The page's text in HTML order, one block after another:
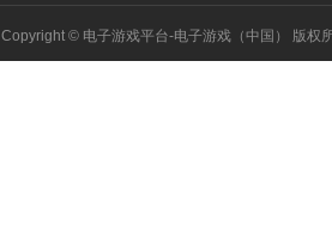
Copyright © 电子游戏平台-电子游戏（中国） 版权